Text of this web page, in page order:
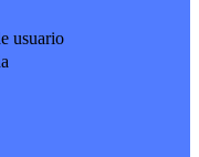
usuario